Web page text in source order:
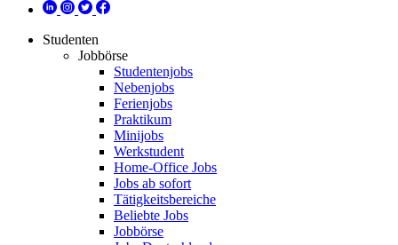
Studenten
Jobbörse
Studentenjobs
Nebenjobs
Ferienjobs
Praktikum
Minijobs
Werkstudent
Home-Office Jobs
Jobs ab sofort
Tätigkeitsbereiche
Beliebte Jobs
Jobbörse